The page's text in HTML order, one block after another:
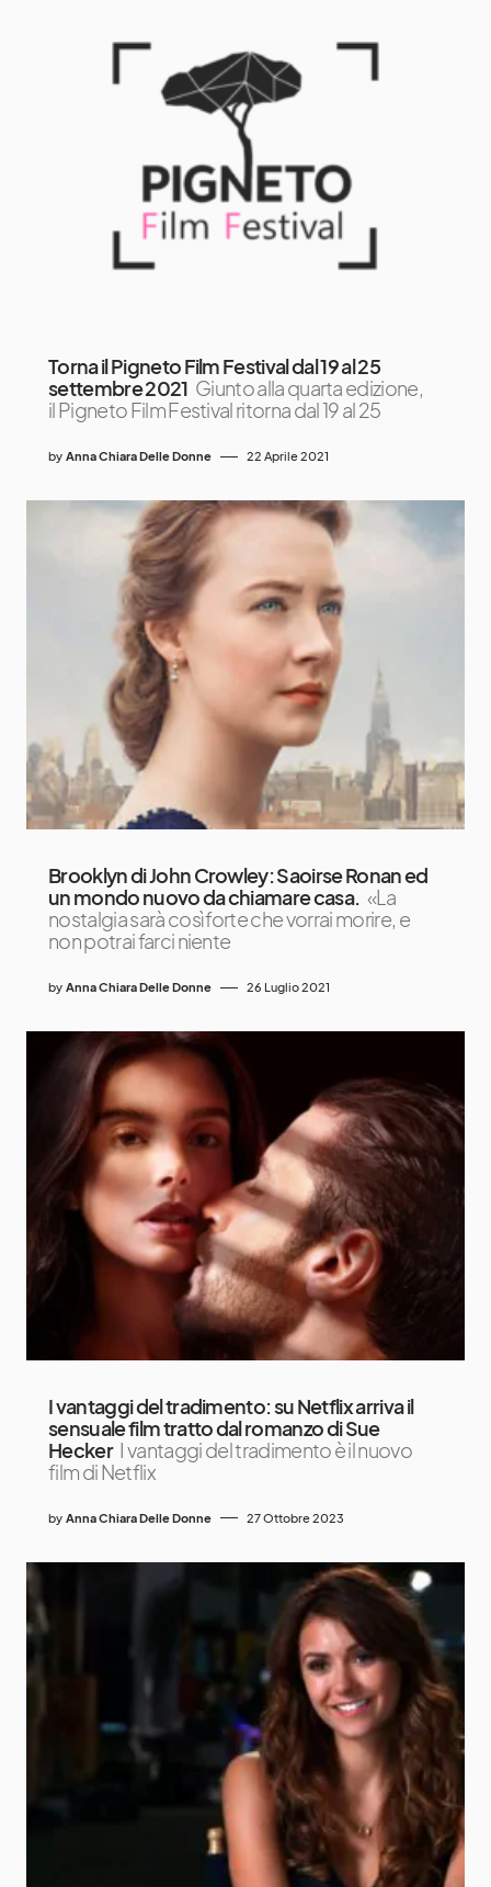
Torna il Pigneto Film Festival dal 19 al 25
settembre 2021 Giunto alla quarta edizione,
il Pigneto Film Festival ritorna dal 19 al 25
by Anna Chiara Delle Donne 22 Aprile 2021
Brooklyn di John Crowley: Saoirse Ronan ed
un mondo nuovo da chiamare casa. «La
nostalgia sarà così forte che vorrai morire, e
non potrai farci niente
by Anna Chiara Delle Donne 26 Luglio 2021
I vantaggi del tradimento: su Netflix arriva il
sensuale film tratto dal romanzo di Sue
Hecker I vantaggi del tradimento è il nuovo
film di Netflix
by Anna Chiara Delle Donne 27 Ottobre 2023